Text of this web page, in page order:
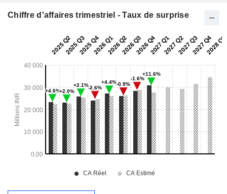
Chiffre d'affaires trimestriel - Taux de surprise